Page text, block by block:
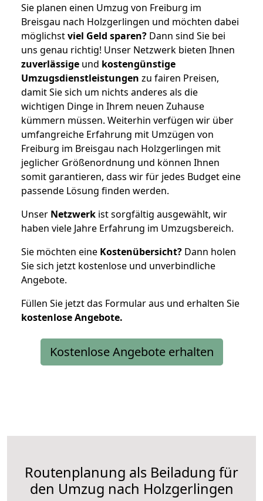
Sie planen einen Umzug von Freiburg im
Breisgau nach Holzgerlingen und möchten dabei
möglichstviel Geld sparen? Dann sind Sie bei
uns genau richtig! Unser Netzwerk bieten Ihnen
zuverlässige und kostengünstige
Umzugsdienstleistungen zu fairen Preisen,
damit Sie sich um nichts anderes als die
wichtigen Dinge in Ihrem neuen Zuhause
kümmern müssen. Weiterhin verfügen wir über
umfangreiche Erfahrung mit Umzügen von
Freiburg im Breisgau nach Holzgerlingen mit
jeglicher Größenordnung und können Ihnen
somit garantieren, dass wir für jedes Budget eine
passende Lösung finden werden.
Unser Netzwerk ist sorgfältig ausgewählt, wir
haben viele Jahre Erfahrung im Umzugsbereich.
Sie möchten eine Kostenübersicht? Dann holen
Sie sich jetzt kostenlose und unverbindliche
Angebote.
Füllen Sie jetzt das Formular aus und erhalten Sie
kostenloseAngebote.
Kostenlose Angebote erhalten
Routenplanung als Beiladung für
den Umzug nach Holzgerlingen